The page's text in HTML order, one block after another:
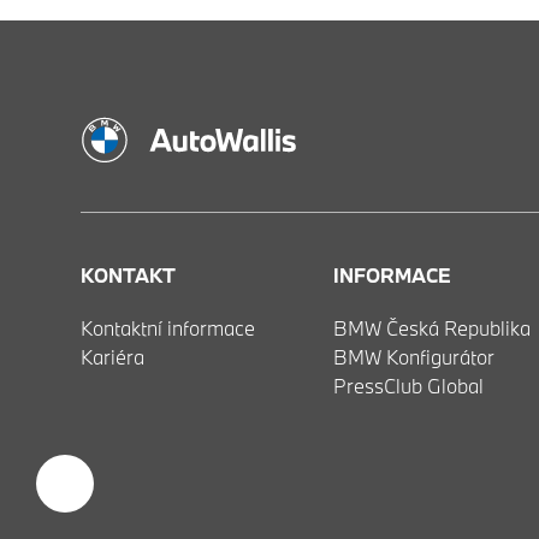
KONTAKT
Kontaktní informace
Kariéra
INFORMACE
BMW Česká Republika
BMW Konfigurátor
PressClub Global